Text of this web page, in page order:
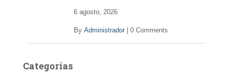
6 agosto, 2026
By Administrador 0 Comments
Categorías